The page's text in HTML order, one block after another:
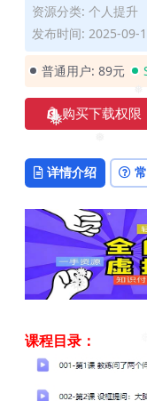
❅
❅
❅
❅
❅
资源分类: 个人提升
发布时间: 2025-09-
普通用户: 89元
购买下载权限
详情介绍
课程目录：